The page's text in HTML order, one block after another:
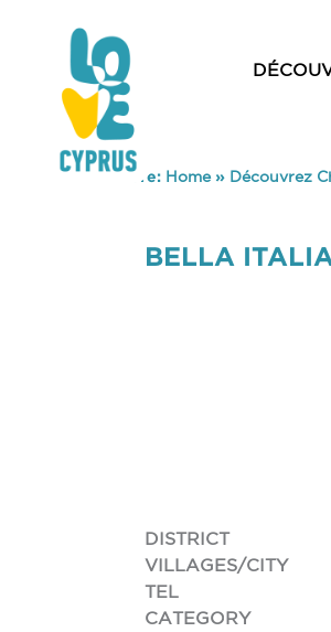
You are here: Home» Découvrez
BELLA
DISTRICT
VILLAGES/CITY
TEL
CATEGORY